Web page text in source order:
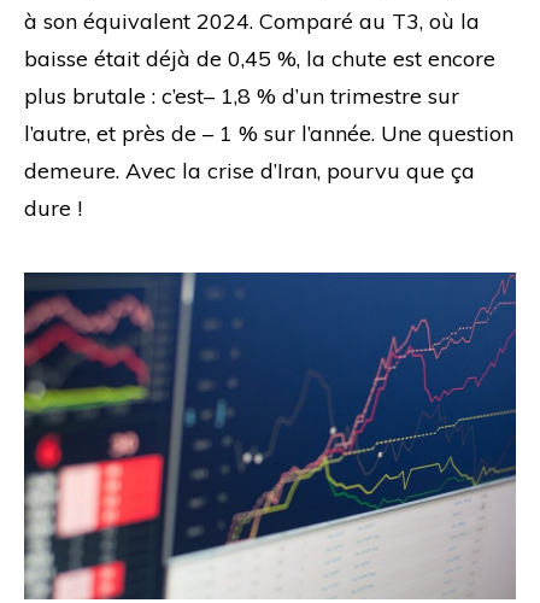
à son équivalent 2024. Comparé au T3, où la
baisse était déjà de 0,45 %, la chute est encore
plus brutale : c’est– 1,8 % d’un trimestre sur
l’autre, et près de – 1 % sur l’année. Une question
demeure. Avec la crise d’Iran, pourvu que ça
dure !